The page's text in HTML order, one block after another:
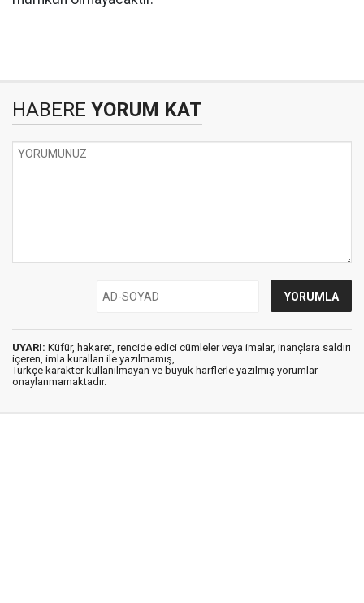
HABERE YORUM KAT
UYARI: Küfür, hakaret, rencide edici cümleler veya imalar, inançlara saldırı
içeren, imla kuralları ile yazılmamış,
Türkçe karakter kullanılmayan ve büyük harflerle yazılmış yorumlar
onaylanmamaktadır.